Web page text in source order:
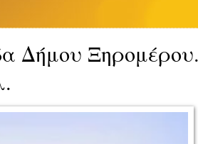
Δήμου